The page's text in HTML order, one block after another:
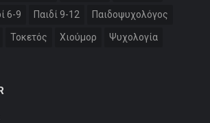
6-9 Παιδί 9-12 Παιδοψυχολόγος
Τοκετός Χιούμορ Ψυχολογία